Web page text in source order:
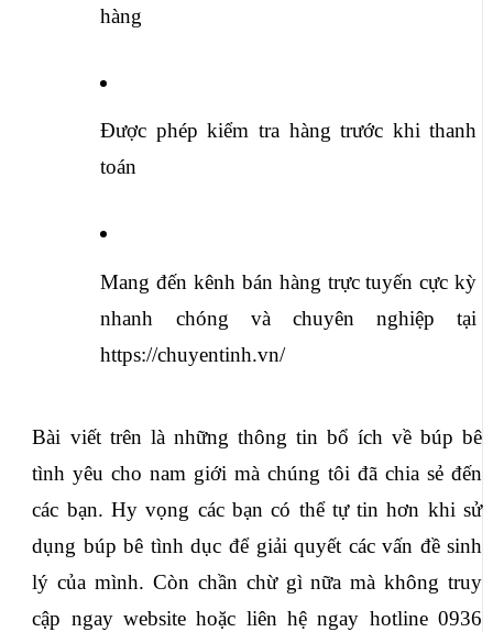
hàng
Được phép kiểm tra hàng trước khi thanh
toán
Mang đến kênh bán hàng trực tuyến cực kỳ
nhanh chóng và chuyên nghiệp tại
https://chuyentinh.vn/
Bài viết trên là những thông tin bổ ích về búp bê
tình yêu cho nam giới mà chúng tôi đã chia sẻ đến
các bạn. Hy vọng các bạn có thể tự tin hơn khi sử
dụng búp bê tình dục để giải quyết các vấn đề sinh
lý của mình. Còn chần chừ gì nữa mà không truy
cập ngay website hoặc liên hệ ngay hotline 0936